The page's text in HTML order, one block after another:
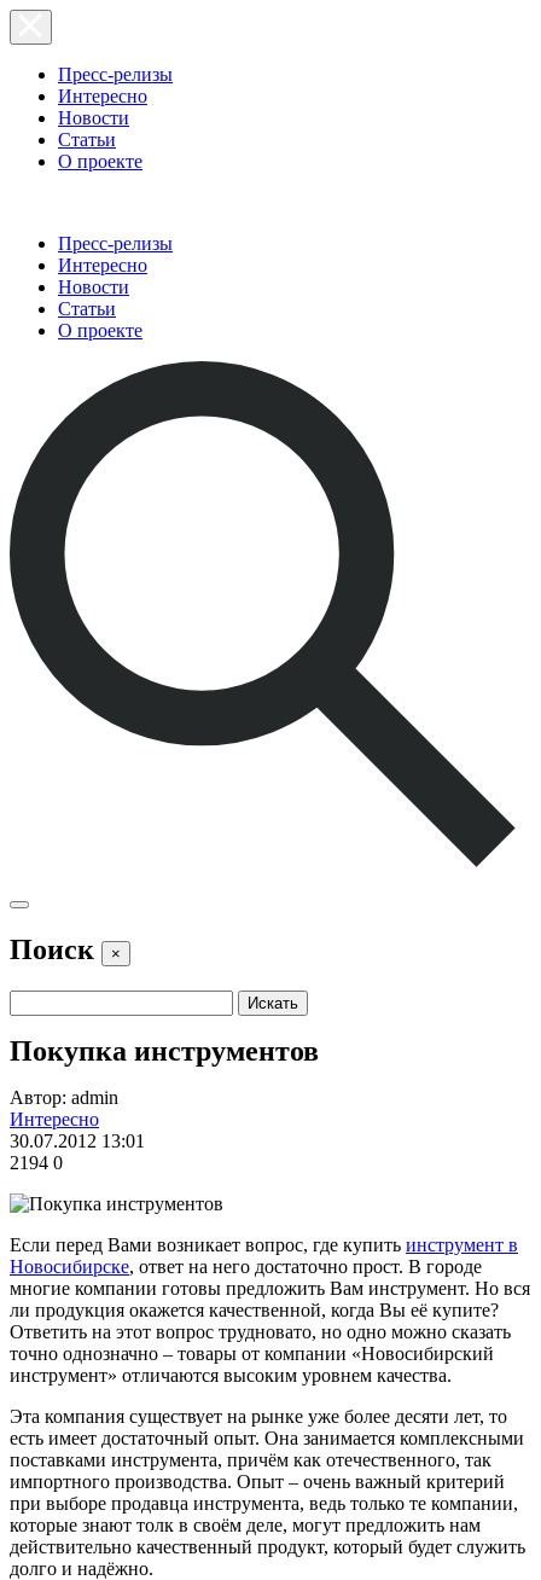
Пресс-релизы
Интересно
Новости
Статьи
О проекте
Пресс-релизы
Интересно
Новости
Статьи
О проекте
Поиск ×
Покупка инструментов
Автор: admin
Интересно
30.07.2012 13:01
2194 0
Если перед Вами возникает вопрос, где купить инструмент в
Новосибирске, ответ на него достаточно прост. В городе
многие компании готовы предложить Вам инструмент. Но вся
ли продукция окажется качественной, когда Вы её купите?
Ответить на этот вопрос трудновато, но одно можно сказать
точно однозначно – товары от компании «Новосибирский
инструмент» отличаются высоким уровнем качества.
Эта компания существует на рынке уже более десяти лет, то
есть имеет достаточный опыт. Она занимается комплексными
поставками инструмента, причём как отечественного, так
импортного производства. Опыт – очень важный критерий
при выборе продавца инструмента, ведь только те компании,
которые знают толк в своём деле, могут предложить нам
действительно качественный продукт, который будет служить
долго и надёжно.